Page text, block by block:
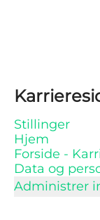
Stillinger
Hjem
Forside -
Data og
Administrer